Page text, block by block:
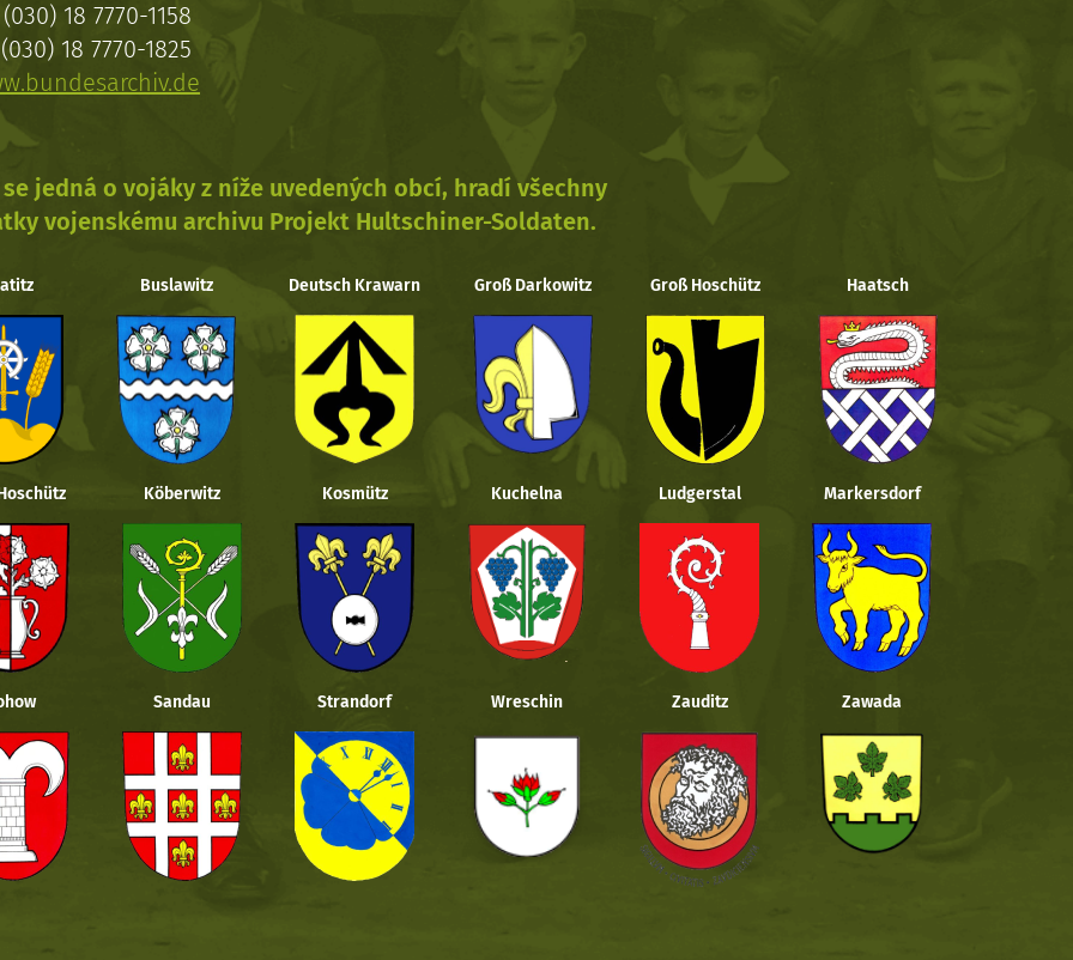
18 7770-1158
18 7770-1825
jedná o vojáky z níže uvedených obcí, hradí všechny
vojenskému archivu Projekt Hultschiner-Soldaten.
Buslawitz Deutsch Krawarn Groß Darkowitz Groß Hoschütz Haatsch
Köberwitz Kosmütz Kuchelna Ludgerstal Markersdorf
Sandau Strandorf Wreschin Zauditz Zawada